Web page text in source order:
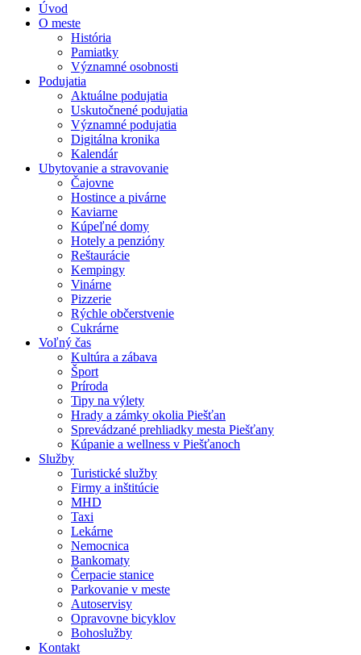
Úvod
O meste
História
Pamiatky
Významné osobnosti
Podujatia
Aktuálne podujatia
Uskutočnené podujatia
Významné podujatia
Digitálna kronika
Kalendár
Ubytovanie a stravovanie
Čajovne
Hostince a pivárne
Kaviarne
Kúpeľné domy
Hotely a penzióny
Reštaurácie
Kempingy
Vinárne
Pizzerie
Rýchle občerstvenie
Cukrárne
Voľný čas
Kultúra a zábava
Šport
Príroda
Tipy na výlety
Hrady a zámky okolia Piešťan
Sprevádzané prehliadky mesta Piešťany
Kúpanie a wellness v Piešťanoch
Služby
Turistické služby
Firmy a inštitúcie
MHD
Taxi
Lekárne
Nemocnica
Bankomaty
Čerpacie stanice
Parkovanie v meste
Autoservisy
Opravovne bicyklov
Bohoslužby
Kontakt